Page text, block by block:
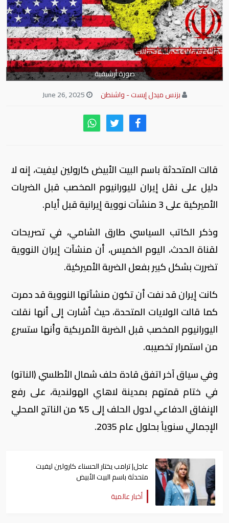
صورة أرشيفية
بزنس ميدل إيست - واشنطن
قالت المتحدثة باسم البيت الأبيض كارولين ليفيت، إنه لا
دليل على نقل إيران لليورانيوم المخصب قبل الضربات
الأميركية على 3 منشآت نووية إيرانية قبل أيام.
وذكر الكاتب السياسي طارق الشامي، في تصريحات
لقناة الحدث، اليوم الخميس، أن منشآت إيران النووية
تضررت بشكل كبير بفعل الضربة الأميركية.
كانت إيران قد نفت أن تكون منشآتها النووية قد دمرت
كما قالت الولايات المتحدة، حيث أشارت إلى أنها نقلت
اليورانيوم المخصب قبل الضربة الأمريكية وأنها ستسرع
من استمرار تخصيبه.
وفي سياق آخر اتفق قادة حلف شمال الأطلسي (الناتو)
في ختام قمتهم بمدينة لاهاي الهولندية، على رفع
الإنفاق الدفاعي لدول الحلف إلى 5% من الناتج المحلي
الإجمالي سنوياً بحلول عام 2035.
عاجل| ترامب يختار الحسناء كارولين ليفيت
متحدثة باسم البيت الأبيض
أخبار عالمية